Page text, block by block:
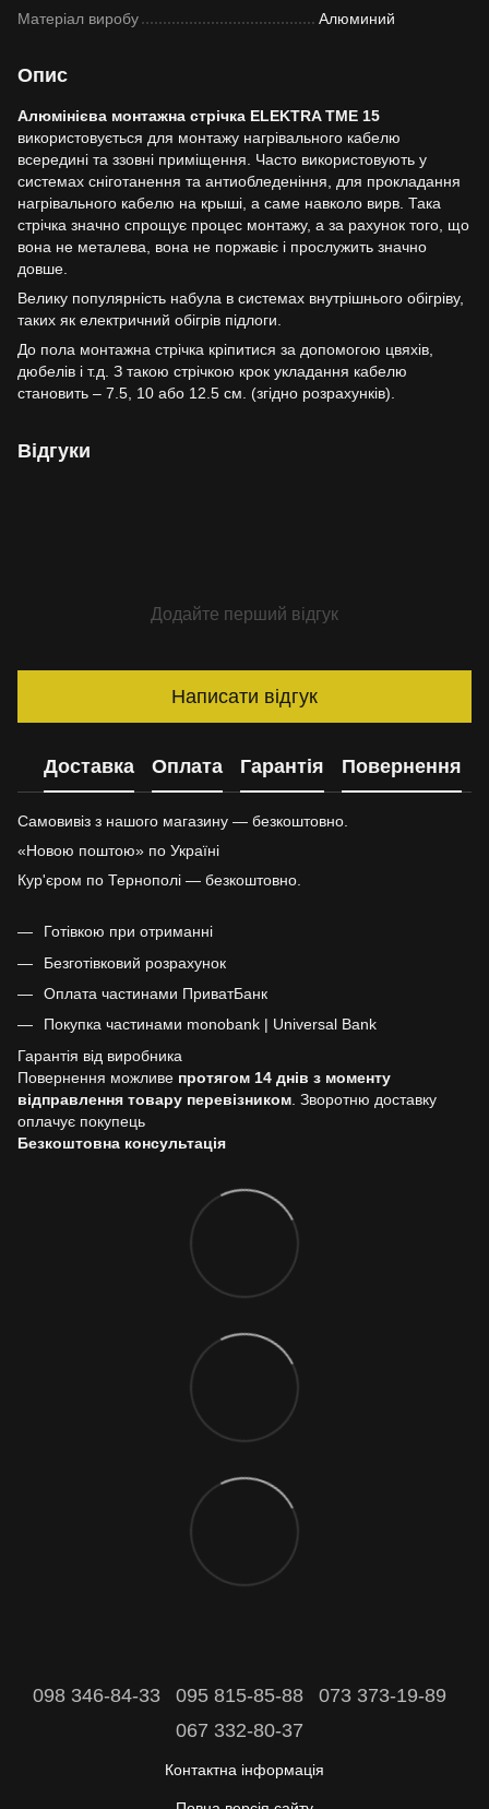
Матеріал виробу Алюминий
Опис
Алюмінієва монтажна стрічка ELEKTRA TME 15
використовується для монтажу нагрівального кабелю
всередині та ззовні приміщення. Часто використовують у
системах сніготанення та антиобледеніння, для прокладання
нагрівального кабелю на крыші, а саме навколо вирв. Така
стрічка значно спрощує процес монтажу, а за рахунок того, що
вона не металева, вона не поржавіє і прослужить значно
довше.
Велику популярність набула в системах внутрішнього обігріву,
таких як електричний обігрів підлоги.
До пола монтажна стрічка кріпитися за допомогою цвяхів,
дюбелів і т.д. З такою стрічкою крок укладання кабелю
становить – 7.5, 10 або 12.5 см. (згідно розрахунків).
Відгуки
Додайте перший відгук
Написати відгук
Доставка Оплата Гарантія Повернення
Самовивіз з нашого магазину — безкоштовно.
«Новою поштою» по Україні
Кур'єром по Тернополі — безкоштовно.
Готівкою при отриманні
Безготівковий розрахунок
Оплата частинами ПриватБанк
Покупка частинами monobank | Universal Bank
Гарантія від виробника
Повернення можливе протягом 14 днів з моменту
відправлення товару перевізником . Зворотню доставку
оплачує покупець
Безкоштовна консультація
098 346-84-33 095 815-85-88
073 373-19-89
067 332-80-37
Контактна інформація